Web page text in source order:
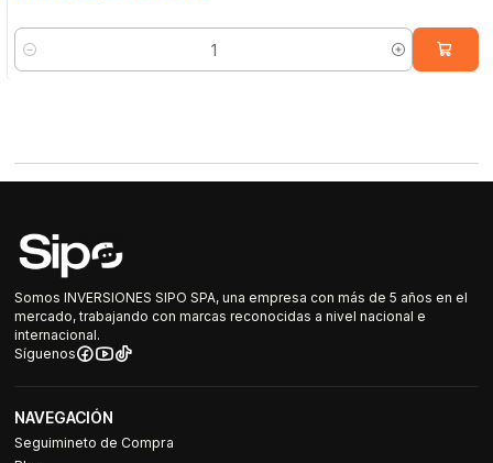
Cantidad
Somos INVERSIONES SIPO SPA, una empresa con más de 5 años en el
mercado, trabajando con marcas reconocidas a nivel nacional e
internacional.
Síguenos
NAVEGACIÓN
Seguimineto de Compra